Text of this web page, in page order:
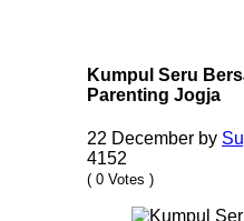
Kumpul Seru
Parenting Jogja
22 December by
4152
( 0 Votes )